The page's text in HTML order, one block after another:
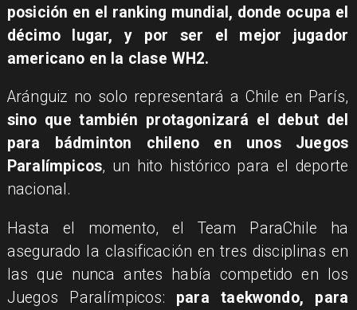
posición en el ranking mundial, donde ocupa el
décimo lugar, y por ser el mejor jugador
americano en la clase WH2.
Aránguiz no solo representará a Chile en París,
sino que también protagonizará el debut del
para bádminton chileno en unos Juegos
Paralímpicos, un hito histórico para el deporte
nacional.
Hasta el momento, el Team ParaChile ha
asegurado la clasificación en tres disciplinas en
las que nunca antes había competido en los
Juegos Paralímpicos: para taekwondo, para